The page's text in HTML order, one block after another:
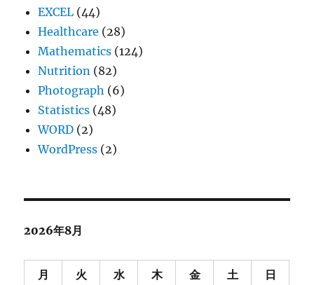
EXCEL (44)
Healthcare (28)
Mathematics (124)
Nutrition (82)
Photograph (6)
Statistics (48)
WORD (2)
WordPress (2)
2026年8月
月 火 水 木 金 土 日